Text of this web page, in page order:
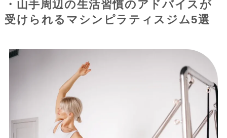
・山手周辺の生活習慣のアドバイスが
受けられるマシンピラティスジム5選